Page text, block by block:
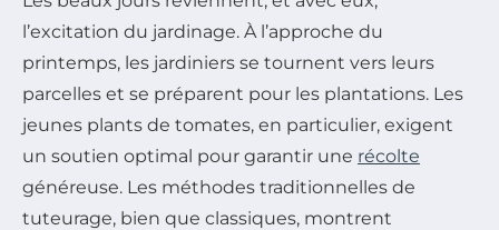
l’excitation du jardinage. À l’approche du
printemps, les jardiniers se tournent vers leurs
parcelles et se préparent pour les plantations. Les
jeunes plants de tomates, en particulier, exigent
un soutien optimal pour garantir une récolte
généreuse. Les méthodes traditionnelles de
tuteurage, bien que classiques, montrent